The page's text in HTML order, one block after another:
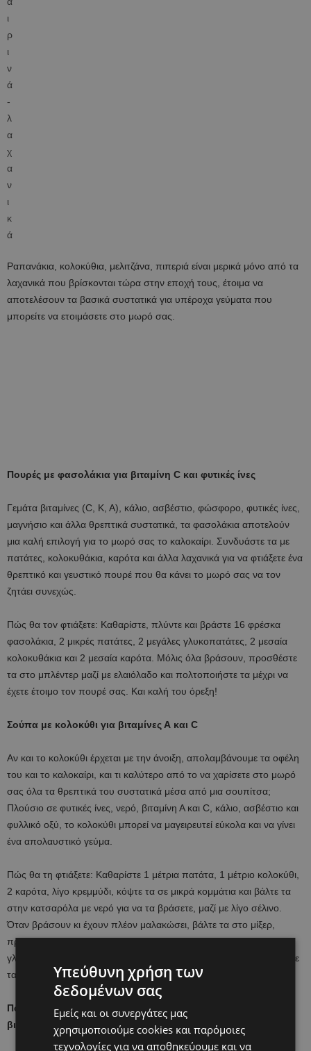
Ραπανάκια, κολοκύθια, μελιτζάνα, πιπεριά είναι μερικά μόνο από τα
λαχανικά που βρίσκονται τώρα στην εποχή τους, έτοιμα να
αποτελέσουν τα βασικά συστατικά για υπέροχα γεύματα που
μπορείτε να ετοιμάσετε στο μωρό σας.
Πουρές με φασολάκια για βιταμίνη C και φυτικές ίνες
Γεμάτα βιταμίνες (C, K, A), κάλιο, ασβέστιο, φώσφορο, φυτικές ίνες,
μαγνήσιο και άλλα θρεπτικά συστατικά, τα φασολάκια αποτελούν
μια καλή επιλογή για το μωρό σας το καλοκαίρι. Συνδυάστε τα με
πατάτες, κολοκυθάκια, καρότα και άλλα λαχανικά για να φτιάξετε ένα
θρεπτικό και γευστικό πουρέ που θα κάνει το μωρό σας να τον
ζητάει συνεχώς.
Πώς θα τοv φτιάξετε: Καθαρίστε, πλύντε και βράστε 16 φρέσκα
φασολάκια, 2 μικρές πατάτες, 2 μεγάλες γλυκοπατάτες, 2 μεσαία
κολοκυθάκια και 2 μεσαία καρότα. Μόλις όλα βράσουν, προσθέστε
τα στο μπλέντερ μαζί με ελαιόλαδο και πολτοποιήστε τα μέχρι να
έχετε έτοιμο τον πουρέ σας. Και καλή του όρεξη!
Σούπα με κολοκύθι για βιταμίνες Α και C
Αν και το κολοκύθι έρχεται με την άνοιξη, απολαμβάνουμε τα οφέλη
του και το καλοκαίρι, και τι καλύτερο από το να χαρίσετε στο μωρό
σας όλα τα θρεπτικά του συστατικά μέσα από μια σουπίτσα;
Πλούσιο σε φυτικές ίνες, νερό, βιταμίνη Α και C, κάλιο, ασβέστιο και
φυλλικό οξύ, το κολοκύθι μπορεί να μαγειρευτεί εύκολα και να γίνει
ένα απολαυστικό γεύμα.
Πώς θα τη φτιάξετε: Καθαρίστε 1 μέτρια πατάτα, 1 μέτριο κολοκύθι,
2 καρότα, λίγο κρεμμύδι, κόψτε τα σε μικρά κομμάτια και βάλτε τα
στην κατσαρόλα με νερό για να τα βράσετε, μαζί με λίγο σέλινο.
Όταν βράσουν κι έχουν πλέον μαλακώσει, βάλτε τα στο μίξερ,
προσθέτοντας 1 κουταλιά της σούπας ελαιόλαδο, 1 κουταλάκι του
γλυκού χυμό λεμονιού και λίγο από το ζουμί των λαχανικών. Αλέστε
τα όλα μαζί και έχετε έτοιμη τη σούπα του!
Πουρές από ραπανάκι για ασβέστιο, νάτριο, κάλιο και
βιταμίνες
Υπεύθυνη χρήση των
δεδομένων σας
Εμείς και οι συνεργάτες μας
χρησιμοποιούμε cookies και παρόμοιες
τεχνολογίες για να αποθηκεύουμε και να